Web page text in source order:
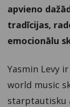
apvieno
tradīcijas,
emocionālu
Yasmin Levy
world music
starptautisku